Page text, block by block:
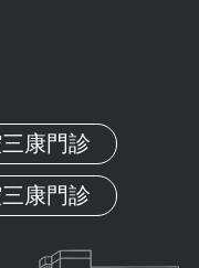
康門診
康門診